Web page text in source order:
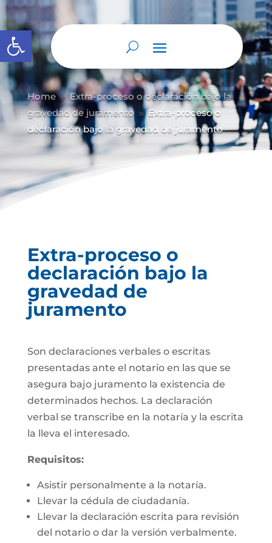
Abrir barra de herramientas
Home 9 Extra-proceso o declaración bajo la
gravedad de juramento 9 Extra-proceso o
declaración bajo la gravedad de juramento
Extra-proceso o
declaración bajo la
gravedad de
juramento
Son declaraciones verbales o escritas
presentadas ante el notario en las que se
asegura bajo juramento la existencia de
determinados hechos. La declaración
verbal se transcribe en la notaría y la escrita
la lleva el interesado.
Requisitos:
Asistir personalmente a la notaría.
Llevar la cédula de ciudadanía.
Llevar la declaración escrita para revisión
del notario o dar la versión verbalmente.